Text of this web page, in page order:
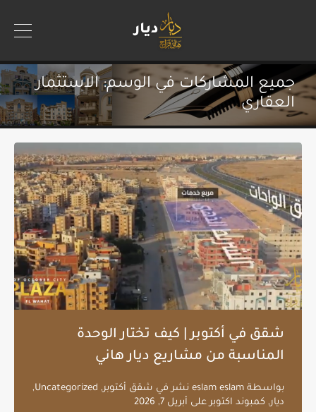
جميع المشاركات في الوسم: الاستثمار
العقاري
شقق في أكتوبر | كيف تختار الوحدة
المناسبة من مشاريع ديار هاني
بواسطة eslam eslam نشر في شقق أكتوبر ,
Uncategorized
,
ديار , كمبوند اكتوبر على أبريل 7, 2026